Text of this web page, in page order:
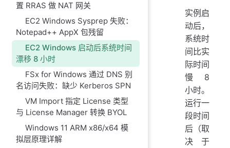
置 RRAS 做 NAT 网关
EC2 Windows Sysprep 失败：
Notepad++ AppX 包残留
EC2 Windows 启动后系统时间
漂移 8 小时
FSx for Windows 通过 DNS 别
名访问失败：缺少 Kerberos SPN
VM Import 指定 License 类型
与 License Manager 转换 BYOL
Windows 11 ARM x86/x64 模
拟层原理详解
实例启
动后，
系统时
间比实
际时间
慢 8
小时。
运行一
段时间
后（取
决于